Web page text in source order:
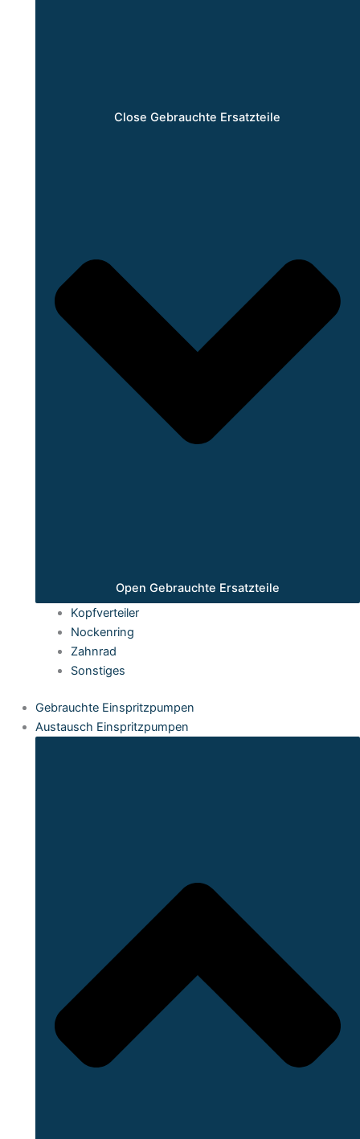
Close Gebrauchte Ersatzteile
Open Gebrauchte Ersatzteile
Kopfverteiler
Nockenring
Zahnrad
Sonstiges
Gebrauchte Einspritzpumpen
Austausch Einspritzpumpen